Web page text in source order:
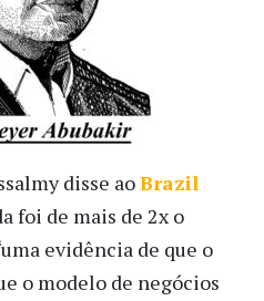
disse aoBrazil
foi de mais de 2x o
evidência de que o
o modelo de negócios